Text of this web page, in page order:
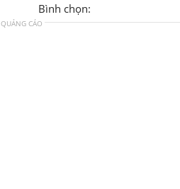
Bình chọn:
QUẢNG CÁO